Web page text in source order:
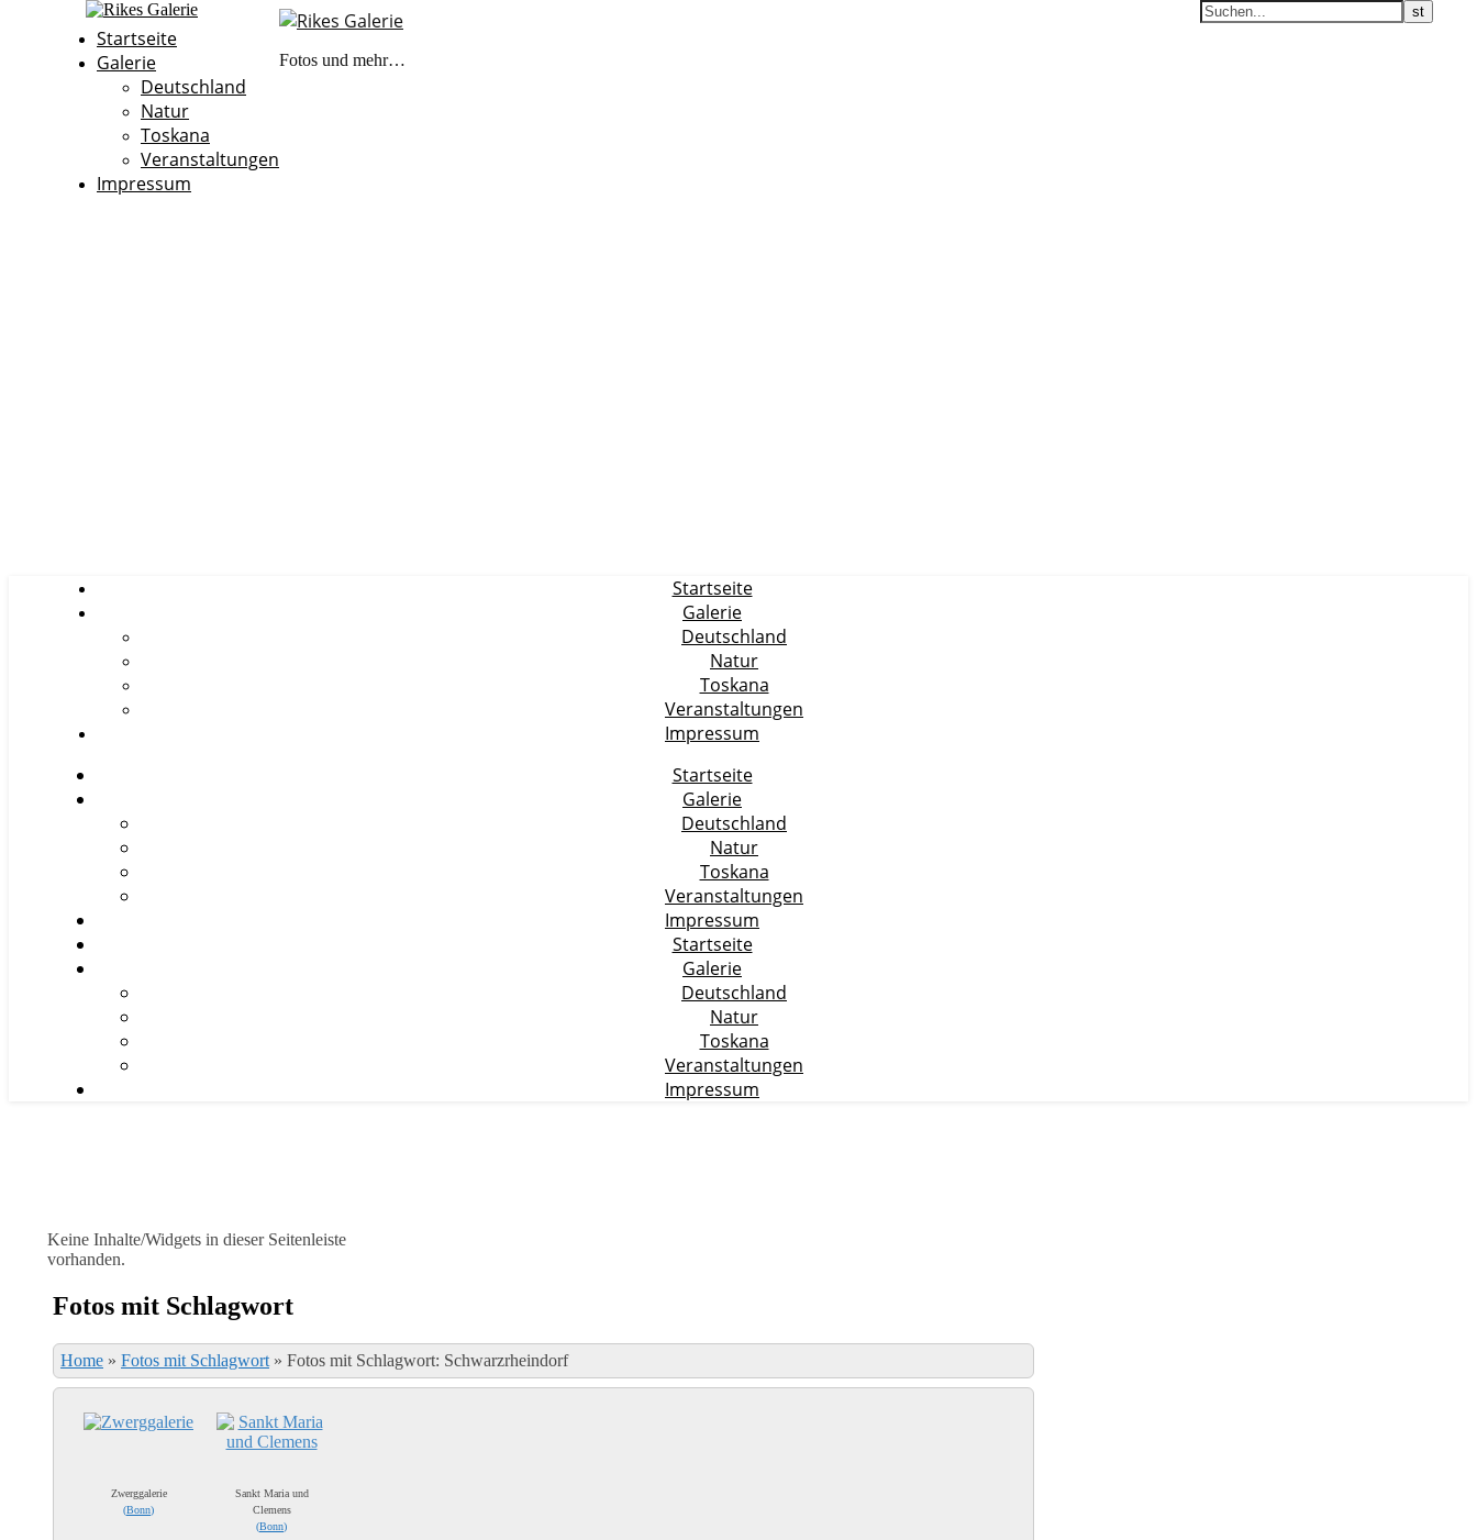
Startseite
Galerie
Deutschland
Natur
Toskana
Veranstaltungen
Impressum
Fotos und mehr…
Startseite
Galerie
Deutschland
Natur
Toskana
Veranstaltungen
Impressum
Startseite
Galerie
Deutschland
Natur
Toskana
Veranstaltungen
Impressum
Startseite
Galerie
Deutschland
Natur
Toskana
Veranstaltungen
Impressum
Keine Inhalte/Widgets in dieser Seitenleiste
vorhanden.
Fotos mit Schlagwort
Home » Fotos mit Schlagwort » Fotos mit Schlagwort: Schwarzrheindorf
Zwerggalerie
(Bonn)
Sankt Maria und
Clemens
(Bonn)